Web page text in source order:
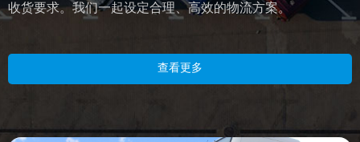
收货要求。我们一起设定合理、高效的物流方案。
查看更多